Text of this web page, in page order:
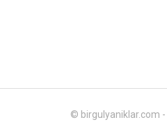
© birgulyaniklar.com -